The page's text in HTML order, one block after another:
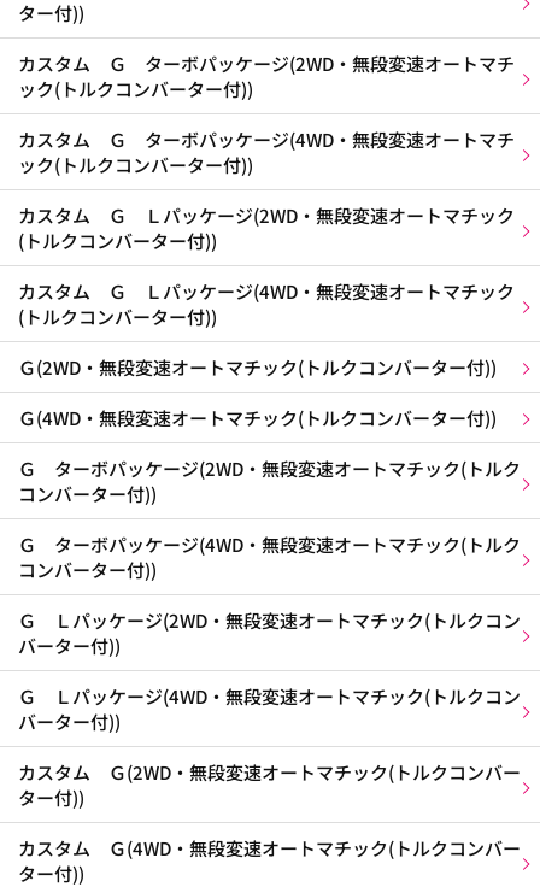
ター付))
カスタム Ｇ ターボパッケージ(2WD・無段変速オートマチ
ック(トルクコンバーター付))
カスタム Ｇ ターボパッケージ(4WD・無段変速オートマチ
ック(トルクコンバーター付))
カスタム Ｇ Ｌパッケージ(2WD・無段変速オートマチック
(トルクコンバーター付))
カスタム Ｇ Ｌパッケージ(4WD・無段変速オートマチック
(トルクコンバーター付))
Ｇ(2WD・無段変速オートマチック(トルクコンバーター付))
Ｇ(4WD・無段変速オートマチック(トルクコンバーター付))
Ｇ ターボパッケージ(2WD・無段変速オートマチック(トルク
コンバーター付))
Ｇ ターボパッケージ(4WD・無段変速オートマチック(トルク
コンバーター付))
Ｇ Ｌパッケージ(2WD・無段変速オートマチック(トルクコン
バーター付))
Ｇ Ｌパッケージ(4WD・無段変速オートマチック(トルクコン
バーター付))
カスタム Ｇ(2WD・無段変速オートマチック(トルクコンバー
ター付))
カスタム Ｇ(4WD・無段変速オートマチック(トルクコンバー
ター付))